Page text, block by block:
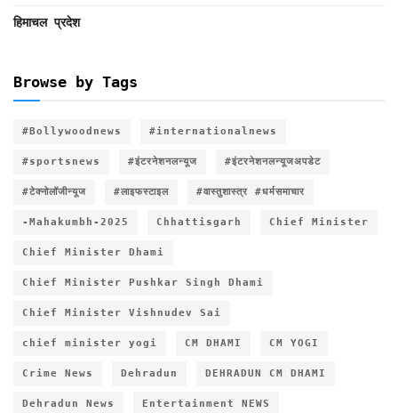
हिमाचल प्रदेश
Browse by Tags
#Bollywoodnews #internationalnews
#sportsnews #इंटरनेशनलन्यूज #इंटरनेशनलन्यूजअपडेट
#टेक्नोलॉजीन्यूज #लाइफस्टाइल #वास्तुशास्त्र #धर्मसमाचार
-Mahakumbh-2025 Chhattisgarh Chief Minister
Chief Minister Dhami
Chief Minister Pushkar Singh Dhami
Chief Minister Vishnudev Sai
chief minister yogi CM DHAMI CM YOGI
Crime News Dehradun DEHRADUN CM DHAMI
Dehradun News Entertainment NEWS